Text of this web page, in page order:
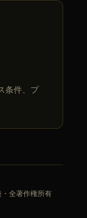
条件、プ
全著作権所有